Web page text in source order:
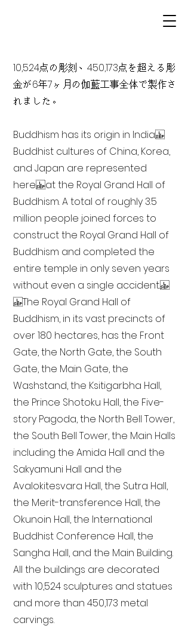
10,524点の彫刻、450,173点を超える彫
金が6年7ヶ月の伽藍工事全体で製作さ
れました。
Buddhism has its origin in India
Buddhist cultures of China, Korea,
and Japan are represented
here at the Royal Grand Hall of
Buddhism. A total of roughly 3.5
million people joined forces to
construct the Royal Grand Hall of
Buddhism and completed the
entire temple in only seven years
without even a single accident.
The Royal Grand Hall of
Buddhism, in its vast precincts of
over 180 hectares, has the Front
Gate, the North Gate, the South
Gate, the Main Gate, the
Washstand, the Ksitigarbha Hall,
the Prince Shotoku Hall, the Five-
story Pagoda, the North Bell Tower,
the South Bell Tower, the Main Halls
including the Amida Hall and the
Sakyamuni Hall and the
Avalokitesvara Hall, the Sutra Hall,
the Merit-transference Hall, the
Okunoin Hall, the International
Buddhist Conference Hall, the
Sangha Hall, and the Main Building.
All the buildings are decorated
with 10,524 sculptures and statues
and more than 450,173 metal
carvings.